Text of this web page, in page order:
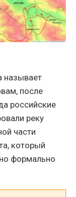
называет
после
российские
реку
части
который
формально